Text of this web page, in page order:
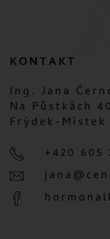
KONTAKT
Ing. Jana
Na Půstkách 40
Frýdek-Místek
+420 605